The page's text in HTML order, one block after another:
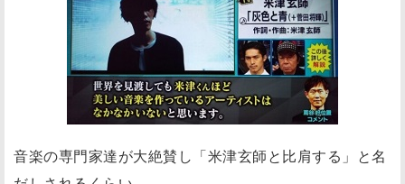
音楽の専門家達が大絶賛し「米津玄師と比肩する」と名